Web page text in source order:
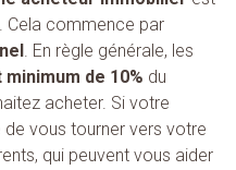
Cela commence par
. En règle générale, les
minimum de 10% du
acheter. Si votre
vous tourner vers votre
qui peuvent vous aider